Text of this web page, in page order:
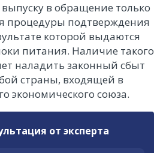
в обращение только
процедуры подтверждения
которой выдаются
питания. Наличие такого
наладить законный сбыт
страны, входящей в
экономического союза.
от эксперта